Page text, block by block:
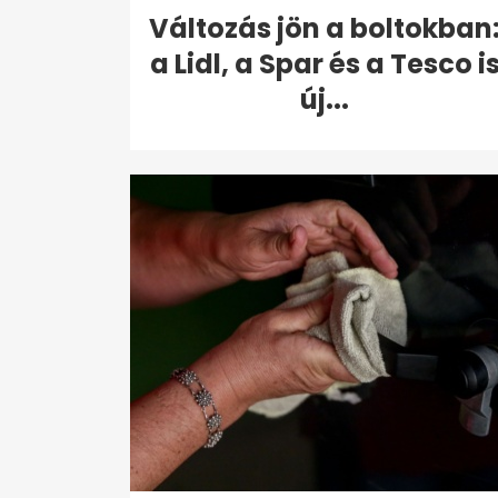
Változás jön a boltokban:
a Lidl, a Spar és a Tesco is
új...